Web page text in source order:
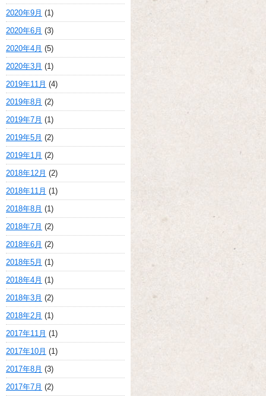
2020年9月 (1)
2020年6月 (3)
2020年4月 (5)
2020年3月 (1)
2019年11月 (4)
2019年8月 (2)
2019年7月 (1)
2019年5月 (2)
2019年1月 (2)
2018年12月 (2)
2018年11月 (1)
2018年8月 (1)
2018年7月 (2)
2018年6月 (2)
2018年5月 (1)
2018年4月 (1)
2018年3月 (2)
2018年2月 (1)
2017年11月 (1)
2017年10月 (1)
2017年8月 (3)
2017年7月 (2)